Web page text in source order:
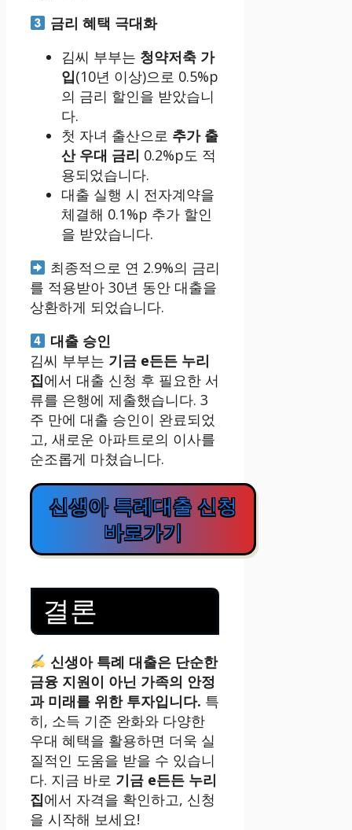
금리 혜택 극대화
김씨 부부는 청약저축 가
입(10년 이상)으로 0.5%p
의 금리 할인을 받았습니
다.
첫 자녀 출산으로 추가 출
산 우대 금리 0.2%p도 적
용되었습니다.
대출 실행 시 전자계약을
체결해 0.1%p 추가 할인
을 받았습니다.
최종적으로 연 2.9%의 금리
를 적용받아 30년 동안 대출을
상환하게 되었습니다.
대출 승인
김씨 부부는 기금 e든든 누리
집에서 대출 신청 후 필요한 서
류를 은행에 제출했습니다. 3
주 만에 대출 승인이 완료되었
고, 새로운 아파트로의 이사를
순조롭게 마쳤습니다.
신생아 특례대출 신청
바로가기
결론
신생아 특례 대출은 단순한
금융 지원이 아닌 가족의 안정
과 미래를 위한 투자입니다. 특
히, 소득 기준 완화와 다양한
우대 혜택을 활용하면 더욱 실
질적인 도움을 받을 수 있습니
다. 지금 바로 기금 e든든 누리
집에서 자격을 확인하고, 신청
을 시작해 보세요!